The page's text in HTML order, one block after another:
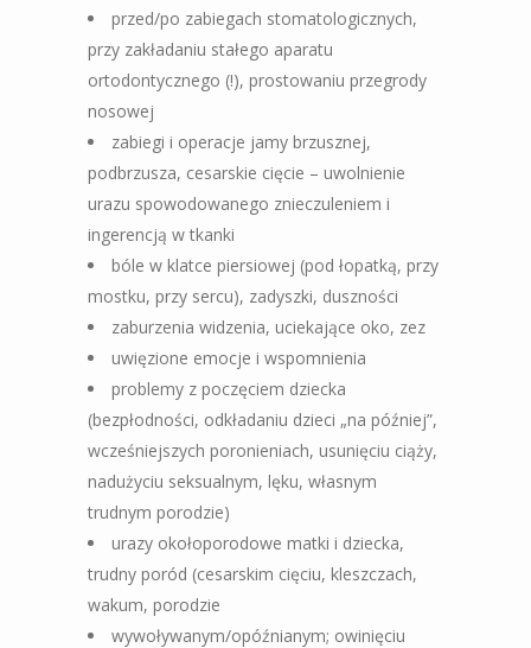
przed/po zabiegach stomatologicznych,
przy zakładaniu stałego aparatu
ortodontycznego (!), prostowaniu przegrody
nosowej
zabiegi i operacje jamy brzusznej,
podbrzusza, cesarskie cięcie – uwolnienie
urazu spowodowanego znieczuleniem i
ingerencją w tkanki
bóle w klatce piersiowej (pod łopatką, przy
mostku, przy sercu), zadyszki, duszności
zaburzenia widzenia, uciekające oko, zez
uwięzione emocje i wspomnienia
problemy z poczęciem dziecka
(bezpłodności, odkładaniu dzieci „na później”,
wcześniejszych poronieniach, usunięciu ciąży,
nadużyciu seksualnym, lęku, własnym
trudnym porodzie)
urazy okołoporodowe matki i dziecka,
trudny poród (cesarskim cięciu, kleszczach,
wakum, porodzie
wywoływanym/opóźnianym; owinięciu